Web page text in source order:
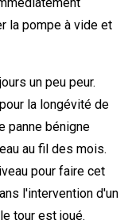
la pompe à vide et
un peu peur.
la longévité de
panne bénigne
au fil des mois.
pour faire cet
l'intervention d'un
tour est joué.